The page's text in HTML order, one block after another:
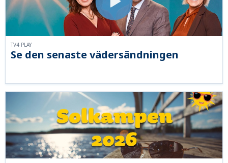
Se den senaste vädersändningen
TV4 PLAY